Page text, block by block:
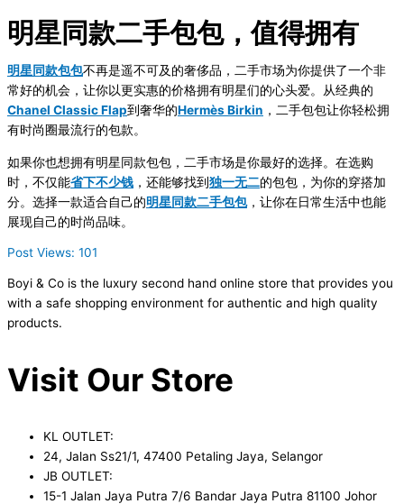
明星同款二手包包，值得拥有
明星同款包包不再是遥不可及的奢侈品，二手市场为你提供了一个非
常好的机会，让你以更实惠的价格拥有明星们的心头爱。从经典的
Chanel Classic Flap到奢华的Hermès Birkin ，二手包包让你轻松拥
有时尚圈最流行的包款。
如果你也想拥有明星同款包包，二手市场是你最好的选择。在选购
时，不仅能省下不少钱 ，还能够找到独一无二的包包，为你的穿搭加
分。选择一款适合自己的明星同款二手包包，让你在日常生活中也能
展现自己的时尚品味。
Post Views: 101
Boyi & Co is the luxury second hand online store that provides you
with a safe shopping environment for authentic and high quality
products.
Visit Our Store
KL OUTLET:
24, Jalan Ss21/1, 47400 Petaling Jaya, Selangor
JB OUTLET:
15-1 Jalan Jaya Putra 7/6 Bandar Jaya Putra 81100 Johor